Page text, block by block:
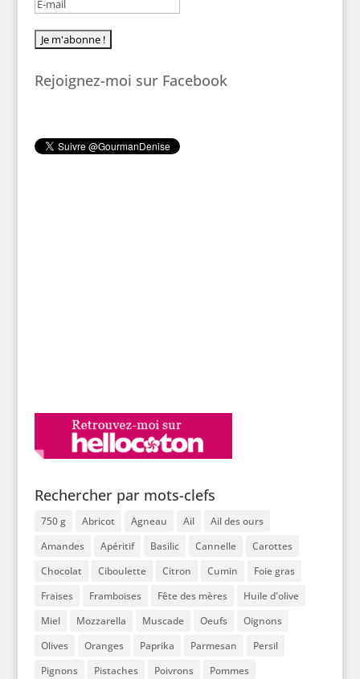
Rejoignez-moi sur Facebook
Rechercher par mots-clefs
750 g Abricot Agneau Ail
Ail des ours
Amandes
Apéritif Basilic Cannelle
Carottes
Chocolat
Ciboulette Citron Cumin
Foie gras
Fraises
Framboises Fête des mères
Huile d'olive
Miel
Mozzarella Muscade Oeufs
Oignons
Olives
Oranges Paprika Parmesan
Persil
Pignons
Pistaches Poivrons
Pommes